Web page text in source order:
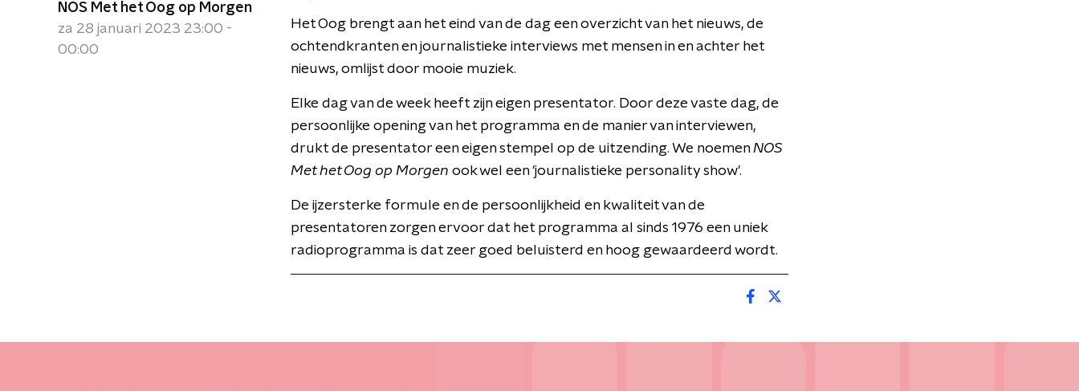
NOS Met het Oog op Morgen
za 28 januari 2023 23:00 -
00:00
Het Oog brengt aan het eind van de dag een overzicht van het nieuws, de
ochtendkranten en journalistieke interviews met mensen in en achter het
nieuws, omlijst door mooie muziek.
Elke dag van de week heeft zijn eigen presentator. Door deze vaste dag, de
persoonlijke opening van het programma en de manier van interviewen,
drukt de presentator een eigen stempel op de uitzending. We noemenNOS
Met het Oog op Morgen ook wel een 'journalistieke personality show'.
De ijzersterke formule en de persoonlijkheid en kwaliteit van de
presentatoren zorgen ervoor dat het programma al sinds 1976 een uniek
radioprogramma is dat zeer goed beluisterd en hoog gewaardeerd wordt.